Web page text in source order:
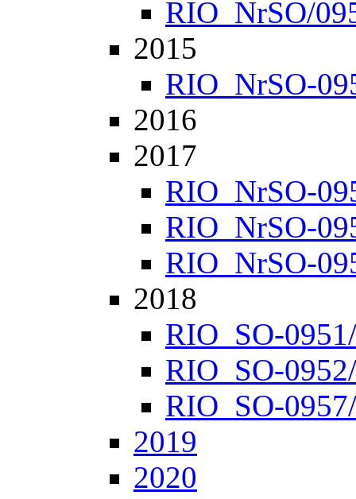
RIO_NrSO/
2015
RIO_NrSO-
2016
2017
RIO_NrSO-
RIO_NrSO-
RIO_NrSO-
2018
RIO_SO-
RIO_SO-
RIO_SO-
2019
2020